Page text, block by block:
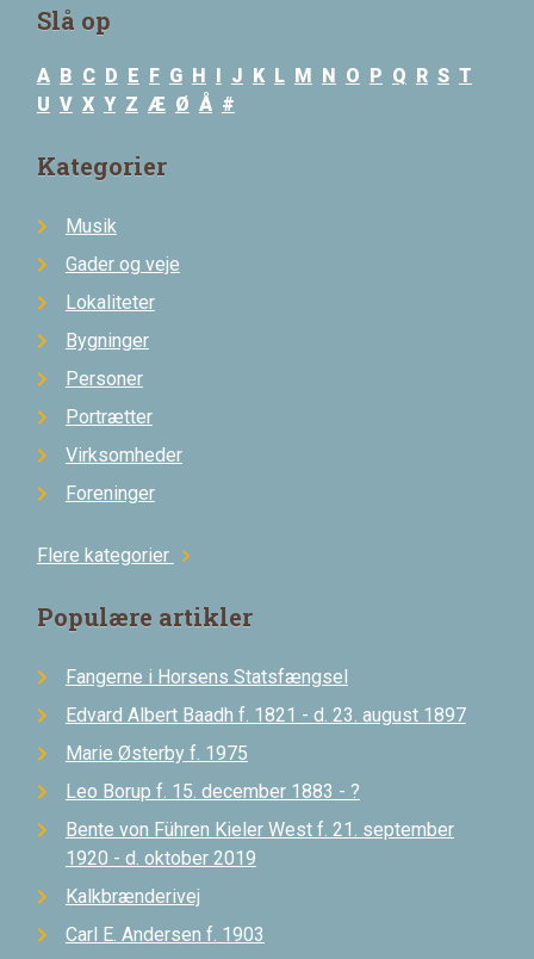
Slå op
A B C D E F G H I J K L M N O P Q R S T
U V X Y Z Æ Ø Å #
Kategorier
Musik
Gader og veje
Lokaliteter
Bygninger
Personer
Portrætter
Virksomheder
Foreninger
Flere kategorier chevron_right
Populære artikler
Fangerne i Horsens Statsfængsel
Edvard Albert Baadh f. 1821 - d. 23. august 1897
Marie Østerby f. 1975
Leo Borup f. 15. december 1883 - ?
Bente von Führen Kieler West f. 21. september
1920 - d. oktober 2019
Kalkbrænderivej
Carl E. Andersen f. 1903